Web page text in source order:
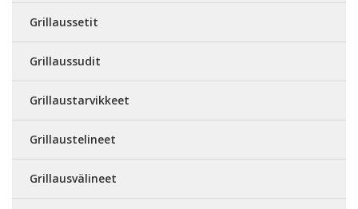
Grillaussetit
Grillaussudit
Grillaustarvikkeet
Grillaustelineet
Grillausvälineet